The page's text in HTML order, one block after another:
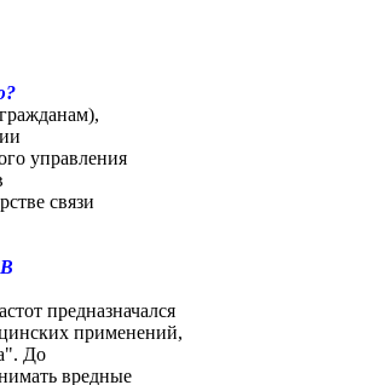
управления
связи
предназначался
применений,
До
вредные